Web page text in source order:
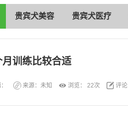
贵宾犬美容 贵宾犬医疗
训练比较合适
来源：未知 浏览： 22次 评论